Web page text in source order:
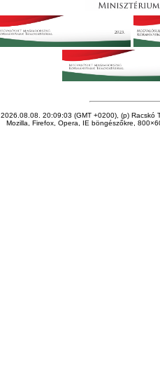
2026.08.08. 20:09:03 (GMT +0200), (p) Racskó
Mozilla, Firefox, Opera, IE böngészőkre,